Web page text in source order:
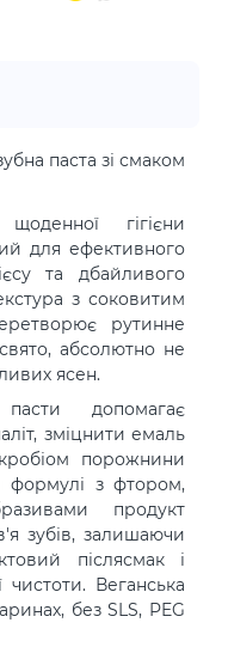
паста зі смаком
гігієни
для ефективного
та дбайливого
з соковитим
рутинне
абсолютно не
ясен.
допомагає
зміцнити емаль
порожнини
формулі з фтором,
продукт
зубів, залишаючи
післясмак і
чистоти. Веганська
без SLS, PEG